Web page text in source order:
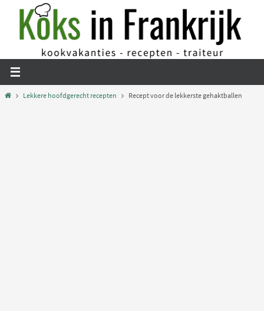
HomeLekkere hoofdgerecht recepten Recept voor de lekkerste gehaktballen